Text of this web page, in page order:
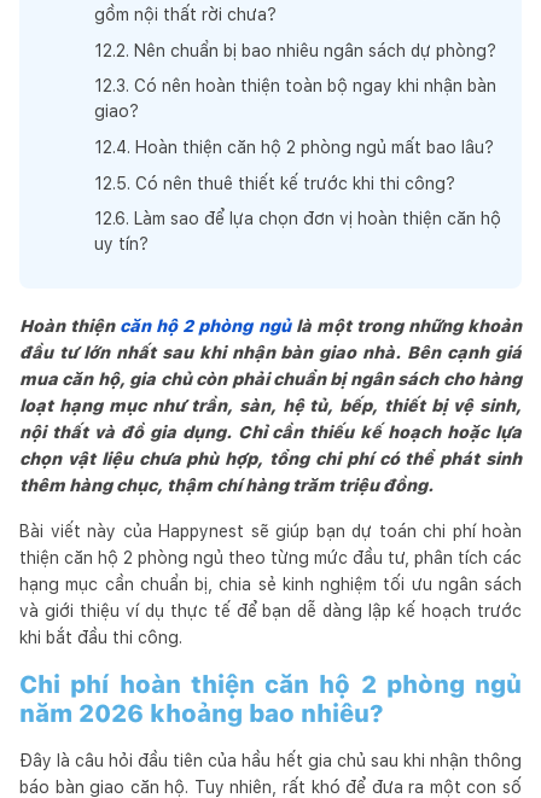
gồm nội thất rời chưa?
12.2. Nên chuẩn bị bao nhiêu ngân sách dự phòng?
12.3. Có nên hoàn thiện toàn bộ ngay khi nhận bàn
giao?
12.4. Hoàn thiện căn hộ 2 phòng ngủ mất bao lâu?
12.5. Có nên thuê thiết kế trước khi thi công?
12.6. Làm sao để lựa chọn đơn vị hoàn thiện căn hộ
uy tín?
Hoàn thiện căn hộ 2 phòng ngủlà một trong những khoản
đầu tư lớn nhất sau khi nhận bàn giao nhà. Bên cạnh giá
mua căn hộ, gia chủ còn phải chuẩn bị ngân sách cho hàng
loạt hạng mục như trần, sàn, hệ tủ, bếp, thiết bị vệ sinh,
nội thất và đồ gia dụng. Chỉ cần thiếu kế hoạch hoặc lựa
chọn vật liệu chưa phù hợp, tổng chi phí có thể phát sinh
thêm hàng chục, thậm chí hàng trăm triệu đồng.
Bài viết này của Happynest sẽ giúp bạn dự toán chi phí hoàn
thiện căn hộ 2 phòng ngủ theo từng mức đầu tư, phân tích các
hạng mục cần chuẩn bị, chia sẻ kinh nghiệm tối ưu ngân sách
và giới thiệu ví dụ thực tế để bạn dễ dàng lập kế hoạch trước
khi bắt đầu thi công.
Chi phí hoàn thiện căn hộ 2 phòng ngủ
năm 2026 khoảng bao nhiêu?
Đây là câu hỏi đầu tiên của hầu hết gia chủ sau khi nhận thông
báo bàn giao căn hộ. Tuy nhiên, rất khó để đưa ra một con số